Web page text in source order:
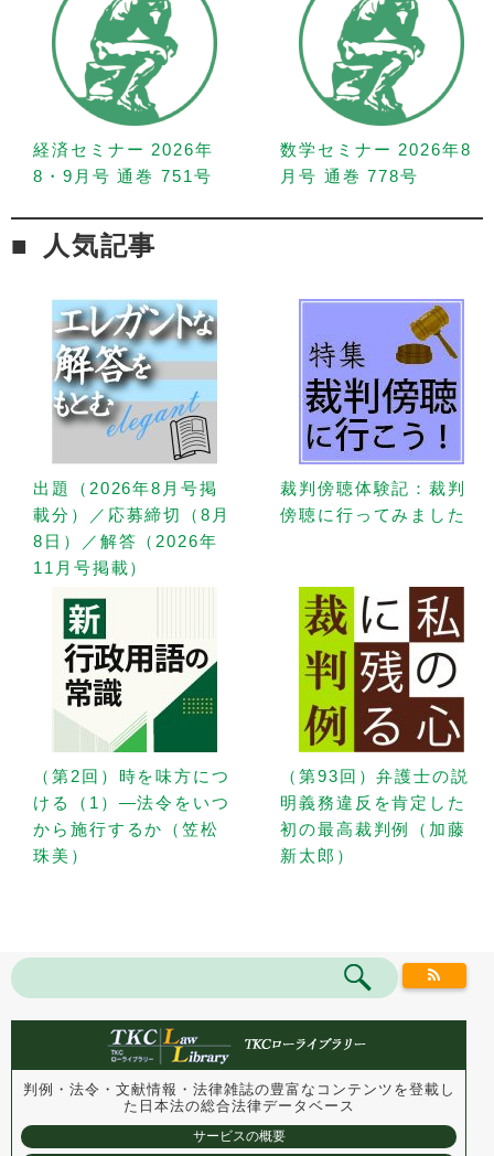
経済セミナー 2026年
8・9月号 通巻 751号
数学セミナー 2026年8
月号 通巻 778号
人気記事
出題（2026年8月号掲
載分）／応募締切（8月
8日）／解答（2026年
11月号掲載）
裁判傍聴体験記：裁判
傍聴に行ってみました
（第2回）時を味方につ
ける（1）—法令をいつ
から施行するか（笠松
珠美）
（第93回）弁護士の説
明義務違反を肯定した
初の最高裁判例（加藤
新太郎）
判例・法令・文献情報・法律雑誌の豊富なコンテンツを登載し
た 日本法の総合法律データベース
サービスの概要